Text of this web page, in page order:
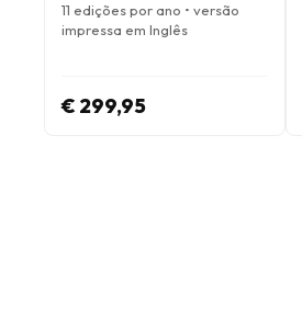
11 edições por ano • versão
impressa em Inglês
€ 299,95